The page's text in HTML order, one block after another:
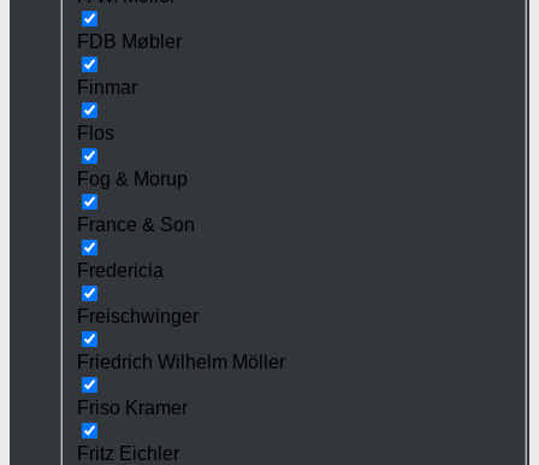
FDB Møbler
Finmar
Flos
Fog & Morup
France & Son
Fredericia
Freischwinger
Friedrich Wilhelm Möller
Friso Kramer
Fritz Eichler